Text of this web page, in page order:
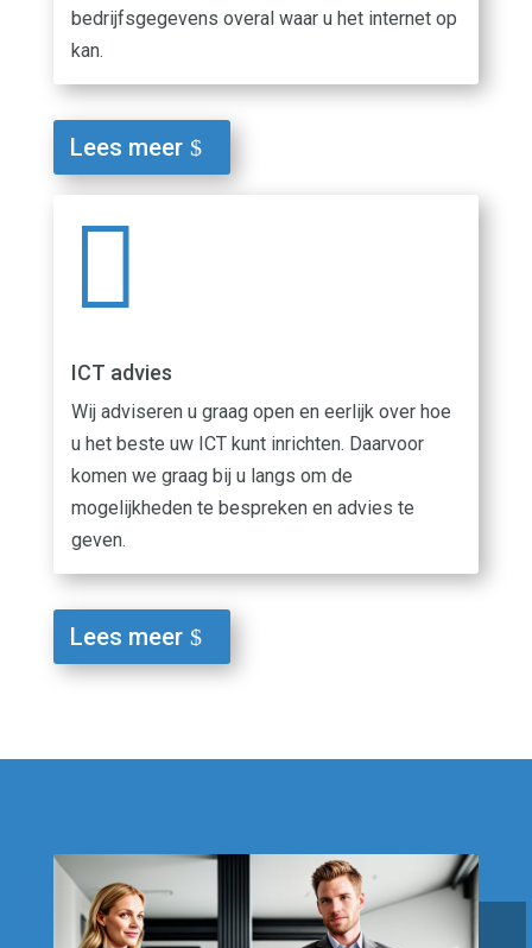
bedrijfsgegevens overal waar u het internet op
kan.
Lees meer

ICT advies
Wij adviseren u graag open en eerlijk over hoe
u het beste uw ICT kunt inrichten. Daarvoor
komen we graag bij u langs om de
mogelijkheden te bespreken en advies te
geven.
Lees meer